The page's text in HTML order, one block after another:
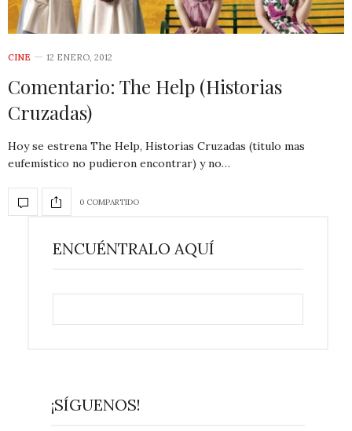
CINE 12 ENERO, 2012
Comentario: The Help (Historias
Cruzadas)
Hoy se estrena The Help, Historias Cruzadas (titulo mas
eufemístico no pudieron encontrar) y no…
0 COMPARTIDO
ENCUÉNTRALO AQUÍ
¡SÍGUENOS!